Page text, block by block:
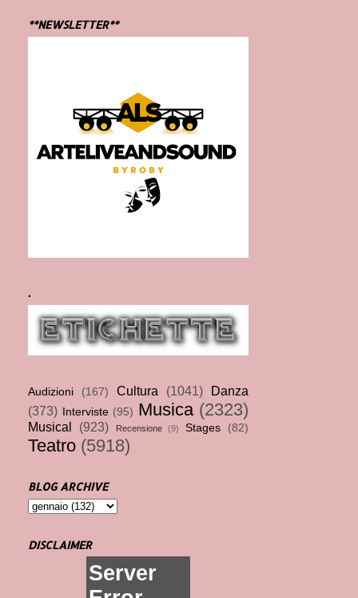
**NEWSLETTER**
.
Audizioni (167) Cultura (1041)
Danza
(373)
Interviste (95) Musica (2323)
Musical (923) Recensione (9) Stages (82)
Teatro (5918)
BLOG ARCHIVE
DISCLAIMER